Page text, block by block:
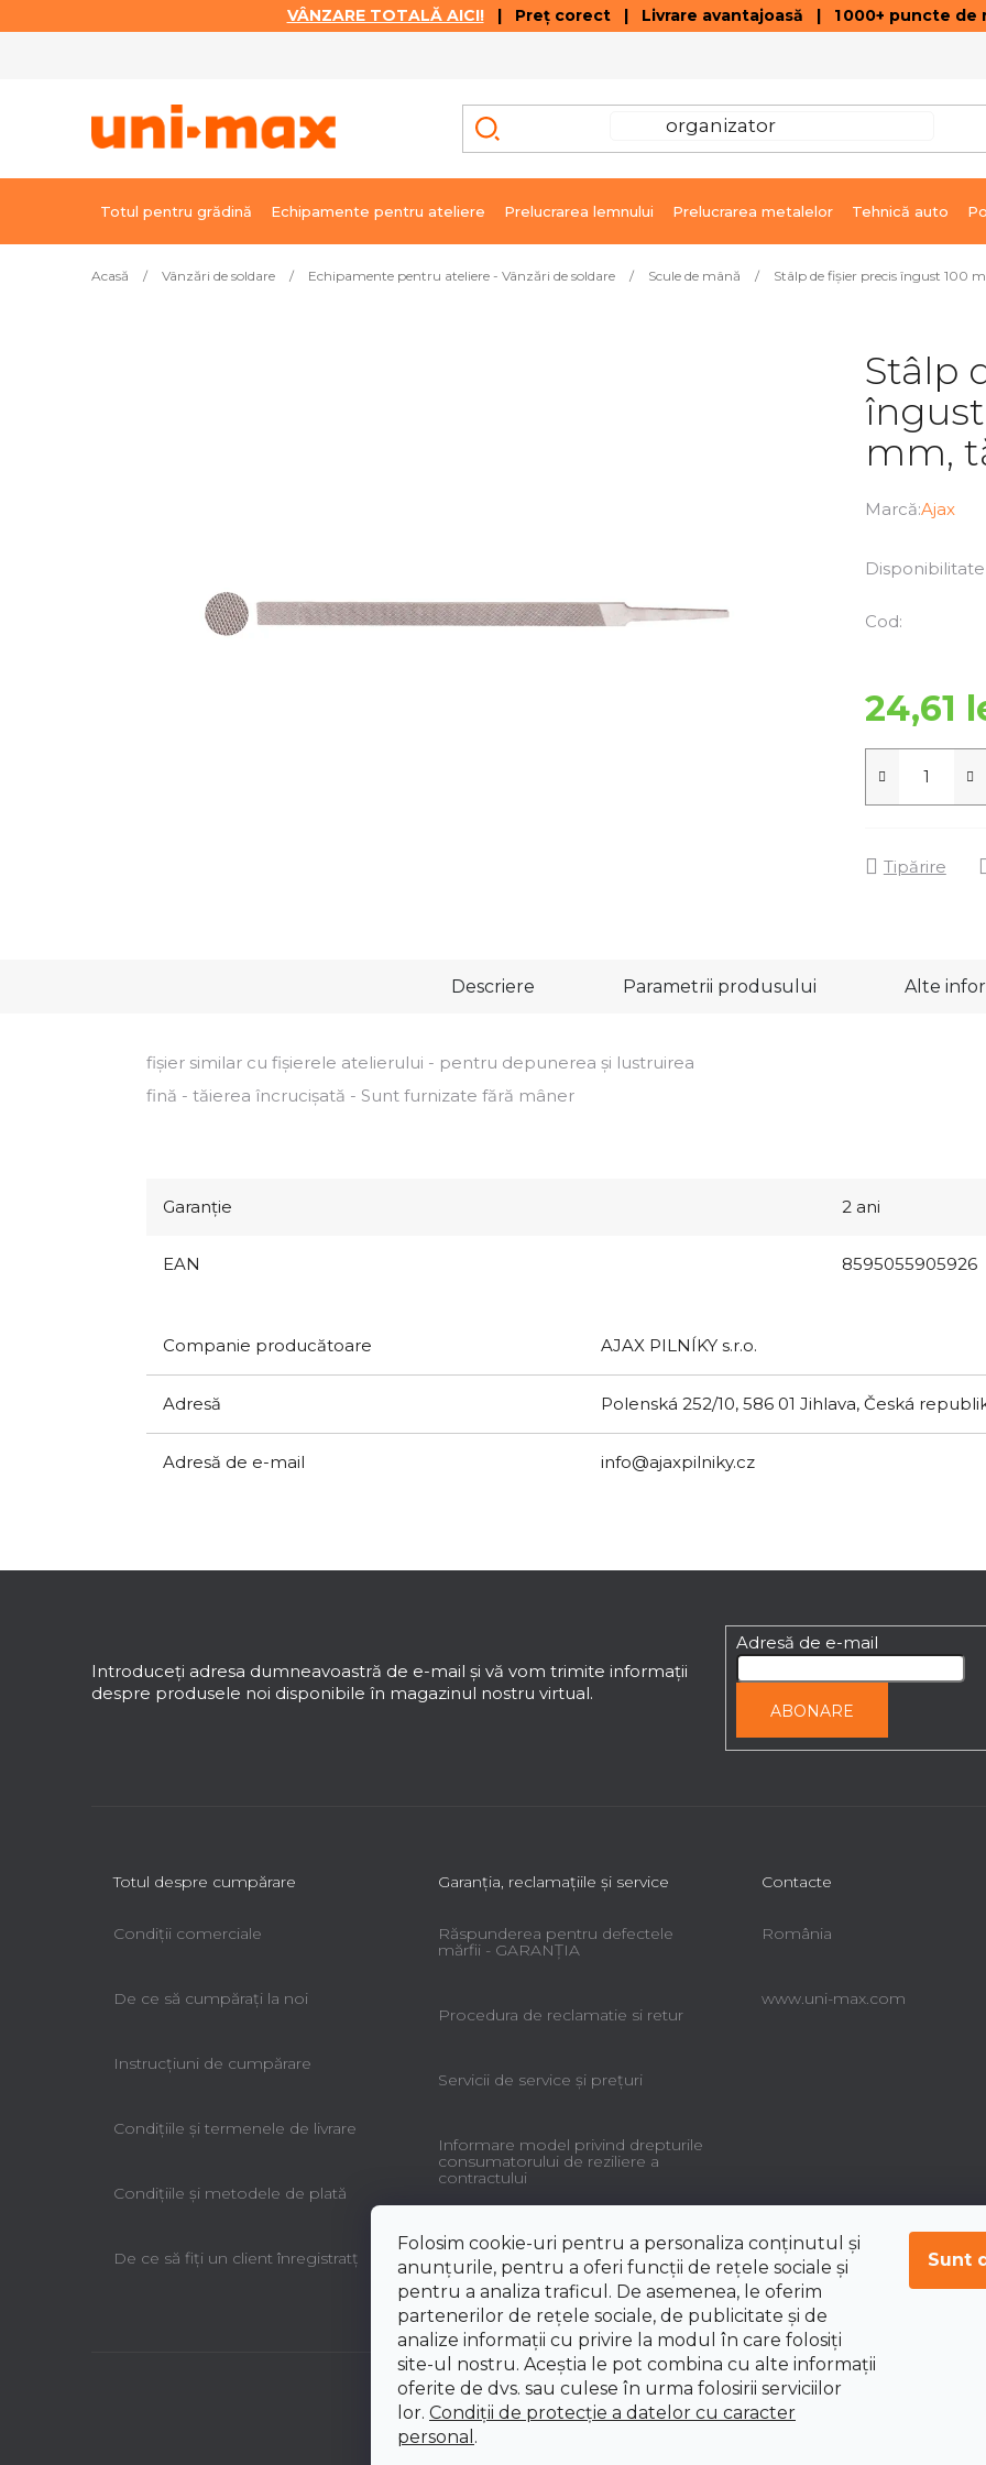
VÂNZARE TOTALĂ AICI!| Preț corect | Livrare avantajoasă | 1 000+ puncte de
Folosim cookie-uri pentru a personaliza conținutul și
anunțurile, pentru a oferi funcții de rețele sociale și
pentru a analiza traficul. De asemenea, le oferim
partenerilor de rețele sociale, de publicitate și de
analize informații cu privire la modul în care folosiți
site-ul nostru. Aceștia le pot combina cu alte informații
oferite de dvs. sau culese în urma folosirii serviciilor
lor. Condiții de protecție a datelor cu caracter
personal .
Sunt
Totul pentru grădină Echipamente pentru ateliere Prelucrarea lemnului Prelucrarea metalelor Tehnică auto
Acasă / Vânzări de soldare / Echipamente pentru ateliere - Vânzări de soldare / Scule de mână / Stâlp de fișier precis îngust 100
Stâlp
îngust
mm,
Marcă:Ajax
Disponibilitate
Cod:
24,61
Tipărire
Descriere Parametrii produsului Alte
fișier similar cu fișierele atelierului - pentru depunerea și lustruirea
fină - tăierea încrucișată - Sunt furnizate fără mâner
Garanţie 2 ani
EAN 8595055905926
Companie producătoare AJAX PILNÍKY s.r.o.
Adresă Polenská 252/10, 586 01 Jihlava, Česká
Adresă de e-mail info@ajaxpilniky.cz
Introduceţi adresa dumneavoastră de e-mail şi vă vom trimite informaţii
despre produsele noi disponibile în magazinul nostru virtual.
Adresă de e-mail
ABONARE
Totul despre cumpărare
Condiții comerciale
De ce să cumpăraţi la noi
Instrucțiuni de cumpărare
Condiţiile şi termenele de livrare
Condiţiile şi metodele de plată
De ce să fiţi un client înregistratţ
Garanţia, reclamaţiile şi service
Răspunderea pentru defectele
mărfii - GARANŢIA
Procedura de reclamatie si retur
Servicii de service şi preţuri
Informare model privind drepturile
consumatorului de reziliere a
contractului
Contacte
România
www.uni-max.com